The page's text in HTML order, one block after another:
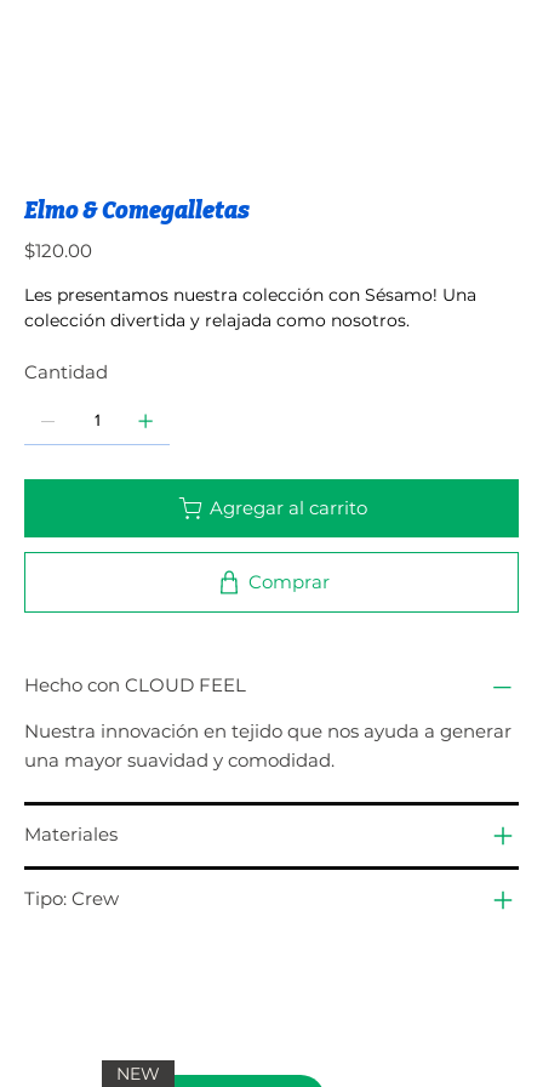
Elmo & Comegalletas
Precio
$120.00
Les presentamos nuestra colección con Sésamo! Una
colección divertida y relajada como nosotros.
Cantidad
Agregar al carrito
Comprar
Hecho con CLOUD FEEL
Nuestra innovación en tejido que nos ayuda a generar
una mayor suavidad y comodidad.
Materiales
Tipo: Crew
NEW